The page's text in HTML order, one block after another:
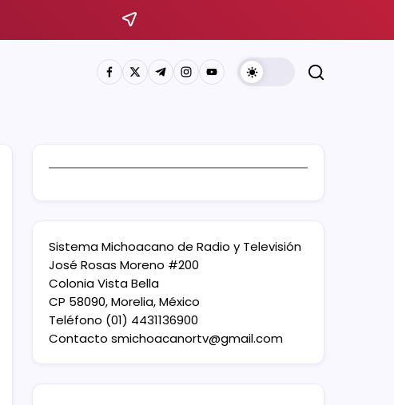
Sistema Michoacano de Radio y Televisión
José Rosas Moreno #200
Colonia Vista Bella
CP 58090, Morelia, México
Teléfono (01) 4431136900
Contacto smichoacanortv@gmail.com